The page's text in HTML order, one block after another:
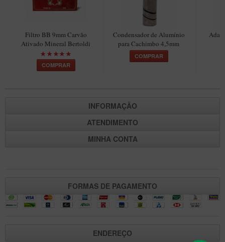
CACHIMBOS ARTESANAIS DE BRIAR ITALIANO
Churchwarden – Briar Italiano
Jateado
Limpadores para Cachimbo
Filtro BB 9mm Carvão
Ativado Mineral Bertoldi
COMPRAR
Condensador de Alumínio
para Cachimbo 4,5mm
COMPRAR
INFORMAÇÃO
ATENDIMENTO
MINHA CONTA
FORMAS DE PAGAMENTO
ENDEREÇO